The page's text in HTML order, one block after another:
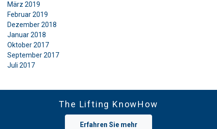
März 2019
Februar 2019
Dezember 2018
Januar 2018
Oktober 2017
September 2017
Juli 2017
The Lifting KnowHow
Erfahren Sie mehr